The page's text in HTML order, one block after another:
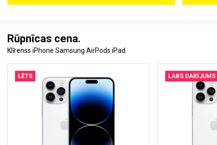
Rūpnīcas cena.
Klīrenss iPhone Samsung AirPods iPad.
LĒTS LABS DARĪJUMS